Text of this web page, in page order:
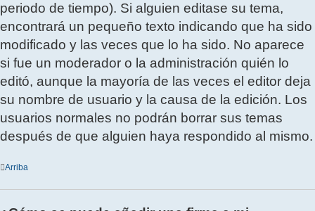
periodo de tiempo). Si alguien editase su tema,
encontrará un pequeño texto indicando que ha sido
modificado y las veces que lo ha sido. No aparece
si fue un moderador o la administración quién lo
editó, aunque la mayoría de las veces el editor deja
su nombre de usuario y la causa de la edición. Los
usuarios normales no podrán borrar sus temas
después de que alguien haya respondido al mismo.
Arriba